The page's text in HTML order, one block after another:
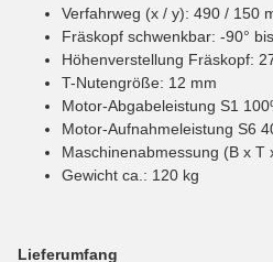
Verfahrweg (x / y): 490 / 150
Fräskopf schwenkbar: -90°
Höhenverstellung Fräskopf:
T-Nutengröße: 12 mm
Motor-Abgabeleistung S1
Motor-Aufnahmeleistung S6
Maschinenabmessung (B x T
Gewicht ca.: 120 kg
Lieferumfang